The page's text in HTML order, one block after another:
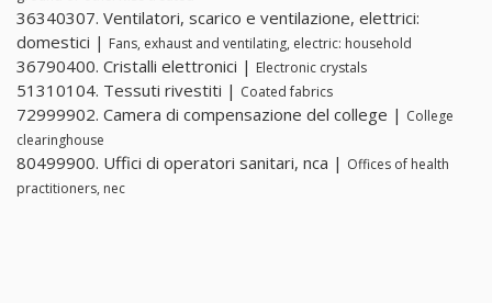
36340307. Ventilatori, scarico e ventilazione, elettrici:
domestici | Fans, exhaust and ventilating, electric: household
36790400. Cristalli elettronici | Electronic crystals
51310104. Tessuti rivestiti | Coated fabrics
72999902. Camera di compensazione del college | College
clearinghouse
80499900. Uffici di operatori sanitari, nca | Offices of health
practitioners, nec